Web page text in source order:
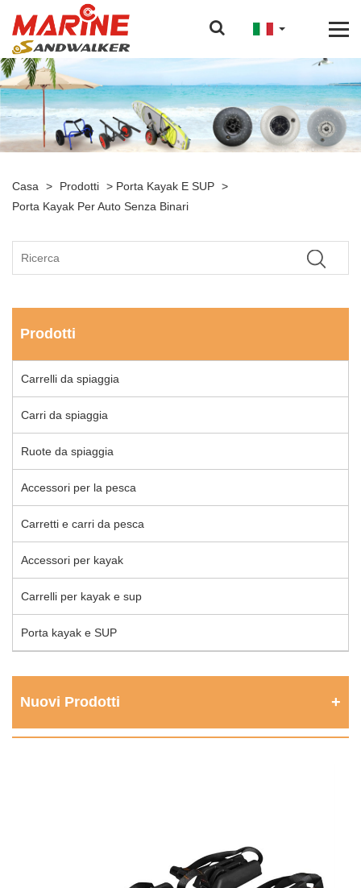
Casa > Prodotti > Porta Kayak E SUP >
Porta Kayak Per Auto Senza Binari
Prodotti
Carrelli da spiaggia
Carri da spiaggia
Ruote da spiaggia
Accessori per la pesca
Carretti e carri da pesca
Accessori per kayak
Carrelli per kayak e sup
Porta kayak e SUP
Nuovi Prodotti